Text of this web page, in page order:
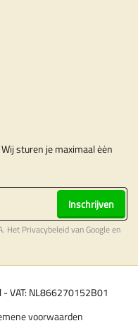
sturen je maximaal ėėn
Inschrijven
Het Privacybeleidvan Google en
VAT: NL866270152B01
voorwaarden